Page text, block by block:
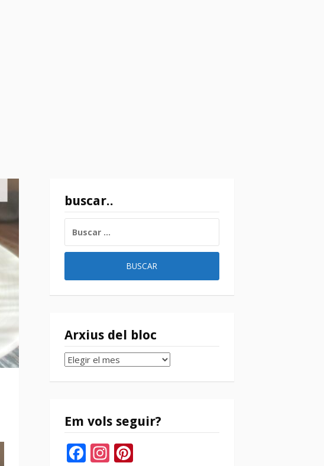
buscar..
Arxius del bloc
Arxius
bloc
Em vols seguir?
Facebook
Instagram